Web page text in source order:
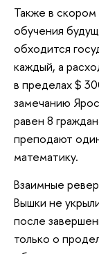
Также в
обучения
обходится
каждый, а
в пределах $
замечанию
равен 8
преподают
математику.
Взаимные
Вышки не
после
только о